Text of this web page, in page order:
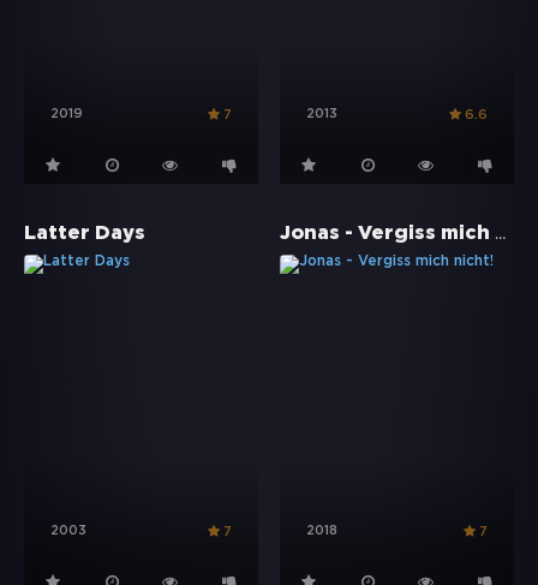
2019 7 2013 6.6
Latter Days
2003 7
Jonas - Vergiss mich nicht!
2018 7